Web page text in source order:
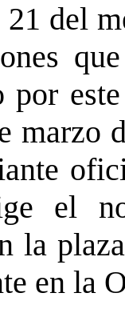
del
por
marzo
el
la
en la